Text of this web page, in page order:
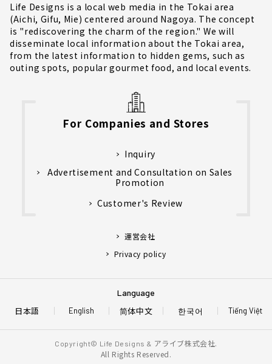
Life Designs is a local web media in the Tokai area
(Aichi, Gifu, Mie) centered around Nagoya. The concept
is "rediscovering the charm of the region." We will
disseminate local information about the Tokai area,
from the latest information to hidden gems, such as
outing spots, popular gourmet food, and local events.
For Companies and Stores
Inquiry
Advertisement and Consultation on Sales
Promotion
Customer's Review
運営会社
Privacy policy
Language
日本語 English Tiếng Việt
简体中文 한국어
Copyright© Life Designs & アライブ株式会社.
All Rights Reserved.